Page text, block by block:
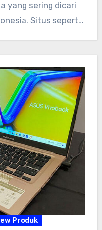
yang sering dicari
Situs seperti
Produk